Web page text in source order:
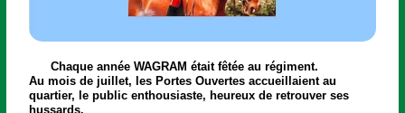
Chaque annéeWAGRAM était fêtée au régiment.
Au mois de juillet, les Portes Ouvertes accueillaient au
quartier, le public enthousiaste, heureux de retrouver ses
hussards.